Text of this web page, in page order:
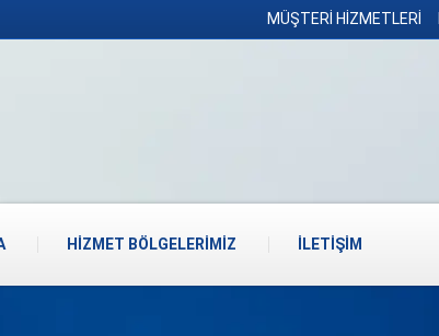
MÜŞTERİ HİZMETLERİ
HİZMET BÖLGELERİMİZ İLETİŞİM